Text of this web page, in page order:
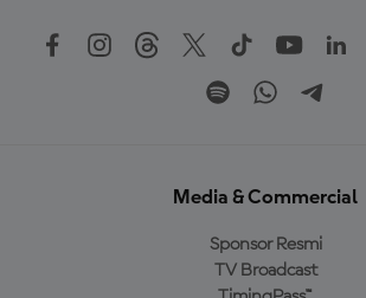
Media & Commercial
Sponsor Resmi
TV Broadcast